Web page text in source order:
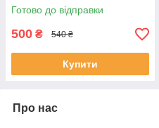
Готово до відправки
500 ₴ 540 ₴
Купити
Про нас